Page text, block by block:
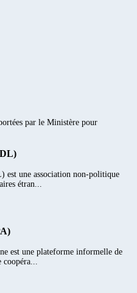
par le Ministère pour
une association non-politique
étran...
est une plateforme informelle de